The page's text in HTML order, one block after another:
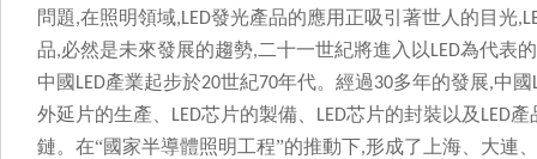
問題,在照明領域,LED發光產品的應用正吸引著世人的目光
品,必然是未來發展的趨勢,二十一世紀將進入以 LED為代表的
中國 LED產業起步於20世紀70年代。經過30多年的發展,中國
外延片的生產、 LED芯片的製備、 LED芯片的封裝以及 LED產
鏈。在“國家半導體照明工程”的推動下,形成了上海、大連